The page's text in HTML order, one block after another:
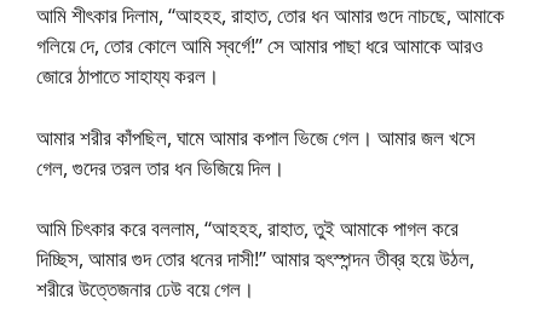
আমি শীৎকার দিলাম, “আহহহ, রাহাত, তোর ধন আমার গুদে নাচছে, আমাকে
গলিয়ে দে, তোর কোলে আমি স্বর্গে!” সে আমার পাছা ধরে আমাকে আরও
জোরে ঠাপাতে সাহায্য করল।
আমার শরীর কাঁপছিল, ঘামে আমার কপাল ভিজে গেল। আমার জল খসে
গেল, গুদের তরল তার ধন ভিজিয়ে দিল।
আমি চিৎকার করে বললাম, “আহহহ, রাহাত, তুই আমাকে পাগল করে
দিচ্ছিস, আমার গুদ তোর ধনের দাসী!” আমার হৃৎস্পন্দন তীব্র হয়ে উঠল,
শরীরে উত্তেজনার ঢেউ বয়ে গেল।